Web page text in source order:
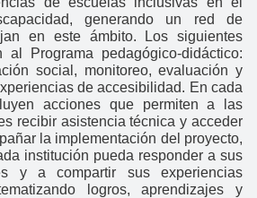
generando un red de
en este ámbito. Los siguientes
al Programa pedagógico-didáctico:
social, monitoreo, evaluación y
de accesibilidad. En cada
acciones que permiten a las
recibir asistencia técnica y acceder
la implementación del proyecto,
institución pueda responder a sus
y a compartir sus experiencias
logros, aprendizajes y